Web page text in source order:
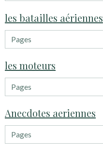
les batailles aériennes
les moteurs
Anecdotes aeriennes